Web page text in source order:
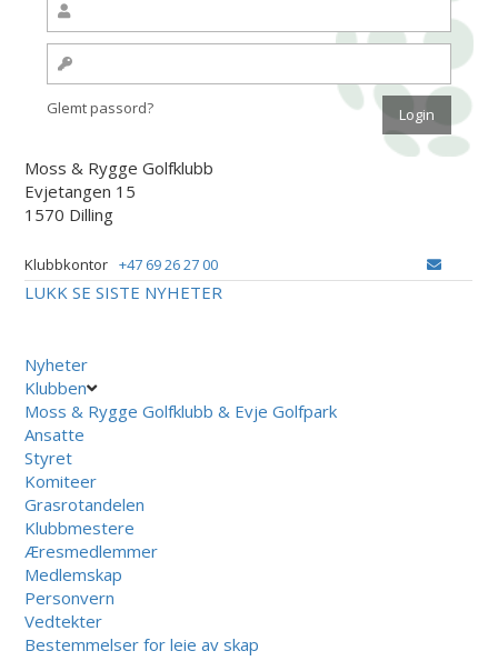
Glemt passord?
Moss & Rygge Golfklubb
Evjetangen 15
1570 Dilling
Klubbkontor +47 69 26 27 00
LUKK SE SISTE NYHETER
Nyheter
Klubben
Moss & Rygge Golfklubb & Evje Golfpark
Ansatte
Styret
Komiteer
Grasrotandelen
Klubbmestere
Æresmedlemmer
Medlemskap
Personvern
Vedtekter
Bestemmelser for leie av skap